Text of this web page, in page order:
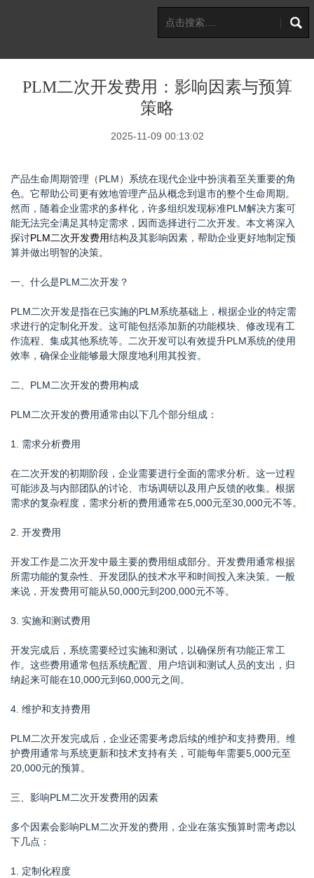
PLM二次开发费用：影响因素与预算
策略
2025-11-09 00:13:02
产品生命周期管理（PLM）系统在现代企业中扮演着至关重要的角
色。它帮助公司更有效地管理产品从概念到退市的整个生命周期。
然而，随着企业需求的多样化，许多组织发现标准PLM解决方案可
能无法完全满足其特定需求，因而选择进行二次开发。本文将深入
探讨PLM二次开发费用结构及其影响因素，帮助企业更好地制定预
算并做出明智的决策。
一、什么是PLM二次开发？
PLM二次开发是指在已实施的PLM系统基础上，根据企业的特定需
求进行的定制化开发。这可能包括添加新的功能模块、修改现有工
作流程、集成其他系统等。二次开发可以有效提升PLM系统的使用
效率，确保企业能够最大限度地利用其投资。
二、PLM二次开发的费用构成
PLM二次开发的费用通常由以下几个部分组成：
1. 需求分析费用
在二次开发的初期阶段，企业需要进行全面的需求分析。这一过程
可能涉及与内部团队的讨论、市场调研以及用户反馈的收集。根据
需求的复杂程度，需求分析的费用通常在5,000元至30,000元不等。
2. 开发费用
开发工作是二次开发中最主要的费用组成部分。开发费用通常根据
所需功能的复杂性、开发团队的技术水平和时间投入来决策。一般
来说，开发费用可能从50,000元到200,000元不等。
3. 实施和测试费用
开发完成后，系统需要经过实施和测试，以确保所有功能正常工
作。这些费用通常包括系统配置、用户培训和测试人员的支出，归
纳起来可能在10,000元到60,000元之间。
4. 维护和支持费用
PLM二次开发完成后，企业还需要考虑后续的维护和支持费用。维
护费用通常与系统更新和技术支持有关，可能每年需要5,000元至
20,000元的预算。
三、影响PLM二次开发费用的因素
多个因素会影响PLM二次开发的费用，企业在落实预算时需考虑以
下几点：
1. 定制化程度